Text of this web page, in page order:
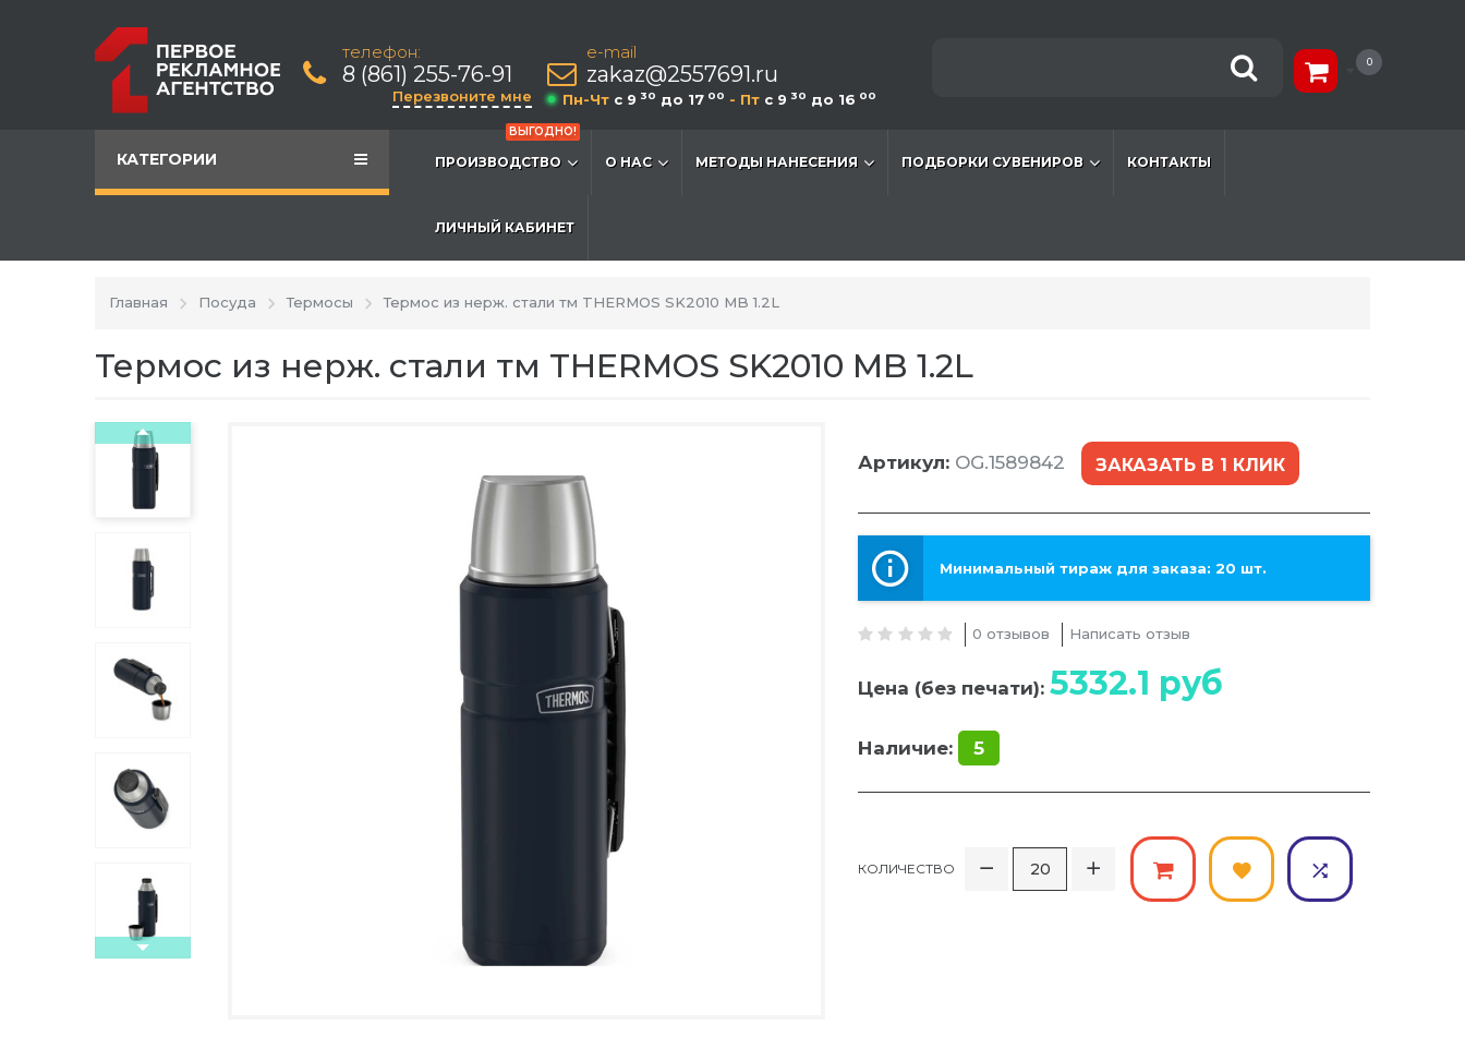
телефон:
8 (861) 255-76-91
Перезвоните мне
e-mail
zakaz@2557691.ru
Пн-Чт c 9 30 до 17 00 - Пт c 9 30 до 16 00
0
КАТЕГОРИИ
ВЫГОДНО!
ПРОИЗВОДСТВО О НАС МЕТОДЫ НАНЕСЕНИЯ ПОДБОРКИ СУВЕНИРОВ КОНТАКТЫ
ЛИЧНЫЙ КАБИНЕТ
Главная Посуда Термосы Термос из нерж. стали тм THERMOS SK2010 MB 1.2L
Термос из нерж. стали тм THERMOS SK2010 MB 1.2L
Артикул: OG.1589842 ЗАКАЗАТЬ В 1 КЛИК
Минимальный тираж для заказа: 20 шт.
0 отзывов Написать отзыв
Цена (без печати): 5332.1 руб
Наличие: 5
КОЛИЧЕСТВО